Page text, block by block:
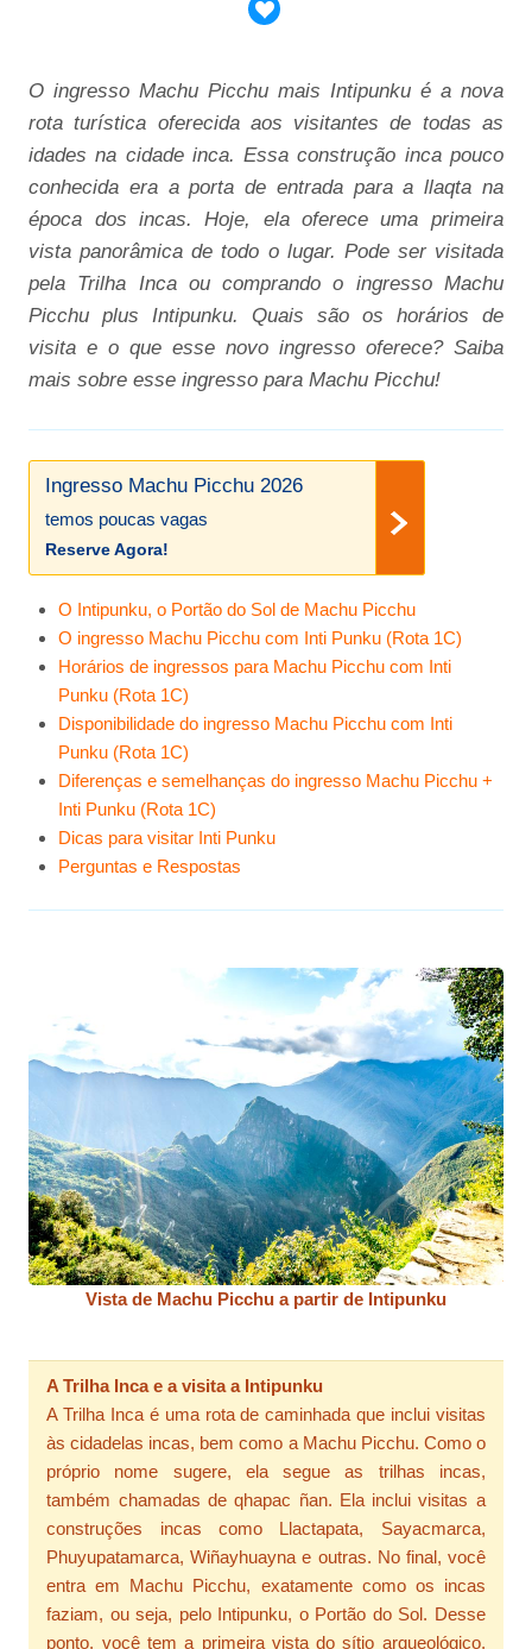
O ingresso Machu Picchu mais Intipunku é a nova
rota turística oferecida aos visitantes de todas as
idades na cidade inca. Essa construção inca pouco
conhecida era a porta de entrada para a llaqta na
época dos incas. Hoje, ela oferece uma primeira
vista panorâmica de todo o lugar. Pode ser visitada
pela Trilha Inca ou comprando o ingresso Machu
Picchu plus Intipunku. Quais são os horários de
visita e o que esse novo ingresso oferece? Saiba
mais sobre esse ingresso para Machu Picchu!
Ingresso Machu Picchu 2026
temos poucas vagas
Reserve Agora!
O Intipunku, o Portão do Sol de Machu Picchu
O ingresso Machu Picchu com Inti Punku (Rota 1C)
Horários de ingressos para Machu Picchu com Inti
Punku (Rota 1C)
Disponibilidade do ingresso Machu Picchu com Inti
Punku (Rota 1C)
Diferenças e semelhanças do ingresso Machu Picchu +
Inti Punku (Rota 1C)
Dicas para visitar Inti Punku
Perguntas e Respostas
Vista de Machu Picchu a partir de Intipunku
A Trilha Inca e a visita a Intipunku
A Trilha Inca é uma rota de caminhada que inclui visitas
às cidadelas incas, bem como a Machu Picchu. Como o
próprio nome sugere, ela segue as trilhas incas,
também chamadas de qhapac ñan. Ela inclui visitas a
construções incas como Llactapata, Sayacmarca,
Phuyupatamarca, Wiñayhuayna e outras. No final, você
entra em Machu Picchu, exatamente como os incas
faziam, ou seja, pelo Intipunku, o Portão do Sol. Desse
ponto, você tem a primeira vista do sítio arqueológico,